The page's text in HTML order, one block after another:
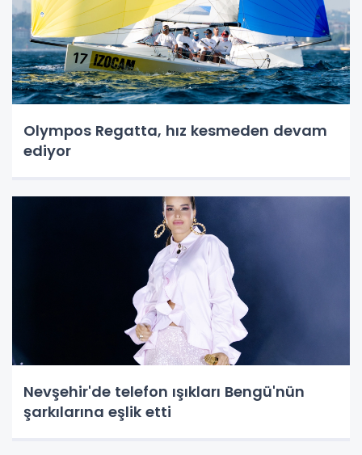
Olympos Regatta, hız kesmeden devam
ediyor
Nevşehir'de telefon ışıkları Bengü'nün
şarkılarına eşlik etti